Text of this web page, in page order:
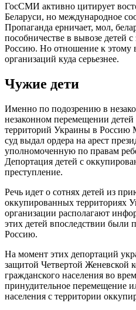
ГосСМИ активно цитирует
Беларуси, но международное
Пропаганда ерничает, мол,
пособничестве в вывозе детей
Россию. Но отношение к этому
организаций куда серьезнее.
Чужие дети
Именно по подозрению в
незаконном перемещении
территорий Украины в
суд выдал ордера на арест
уполномоченную по правам
Депортация детей с
преступление.
Речь идет о сотнях детей из
оккупированных территориях
организации располагают
этих детей впоследствии были
Россию.
На момент этих депортаций
защитой Четвертой Женевской
гражданского населения во
принудительное перемещение
населения с территории